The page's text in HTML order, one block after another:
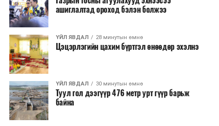
тухай хуулийн шинэчлэлээр төр, хувийн хэвшлийн
түншлэлийг бодитой болгох шаардлагатай
Одоогоор АНУ даяар 13 мужид 90 гаруй томоохон ой,
хээрийн түймэр идэвхтэй үргэлжилж байгаагийн
талаас илүү нь Орегон болон Вашингтон мужид
бүртгэгдсэн байна. Цаг уурын байгууллагууд ойрын
өдрүүдэд агаарын температур дахин огцом
нэмэгдэж, хуурайшилт эрчимжих төлөвтэй байгааг
анхааруулсан бөгөөд энэ нь гал унтраах ажиллагаанд
шинэ сорилт учруулж болзошгүйг онцолжээ.
ашиглалтад ороход бэлэн болжээ
ҮЙЛ ЯВДАЛ 28 минутын өмнө
Цэцэрлэгийн цахим бүртгэл өнөөдөр эхэлнэ
ҮЙЛ ЯВДАЛ 30 минутын өмнө
Туул гол дээгүүр 476 метр урт гүүр барьж
байна